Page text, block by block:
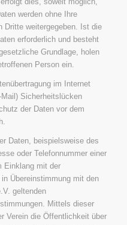
werden ohne Ihre
Dritte weitergegeben. Ist die
erforderlich und besteht
Grundlage, holen
Person ein.
im Internet
Sicherheitslücken
der Daten vor dem
Daten, beispielsweise des
oder Telefonnummer einer
Einklang mit der
Übereinstimmung mit den
geltenden
Mittels dieser
Verein die Öffentlichkeit über